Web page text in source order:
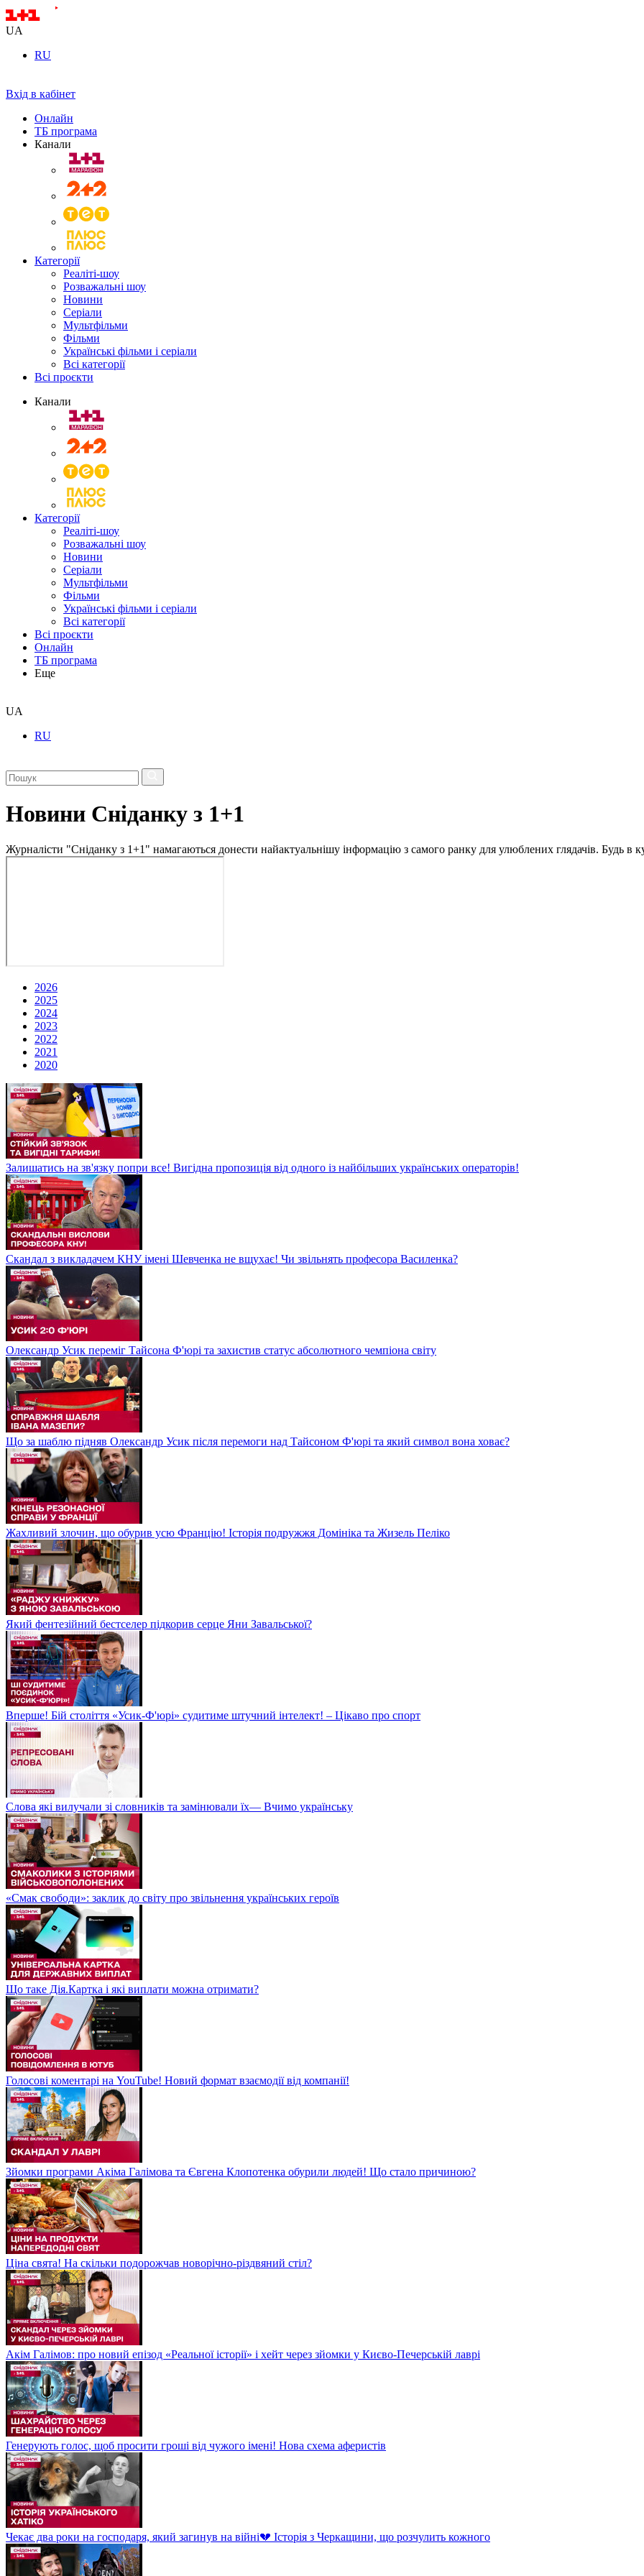
UA
RU
Вхід в кабінет
Онлайн
ТБ програма
Канали
Категорії
Реаліті-шоу
Розважальні шоу
Новини
Серіали
Мультфільми
Фільми
Українські фільми і серіали
Всі категорії
Всі проєкти
Канали
Категорії
Реаліті-шоу
Розважальні шоу
Новини
Серіали
Мультфільми
Фільми
Українські фільми і серіали
Всі категорії
Всі проєкти
Онлайн
ТБ програма
Еще
UA
RU
Новини Сніданку з 1+1
Журналісти "Сніданку з 1+1" намагаються донести найактуальнішу інформацію з самого ранку для улюблених глядачів. Будь в
2026
2025
2024
2023
2022
2021
2020
Залишатись на зв'язку попри все! Вигідна пропозиція від одного із найбільших українських операторів!
Скандал з викладачем КНУ імені Шевченка не вщухає! Чи звільнять професора Василенка?
Олександр Усик переміг Тайсона Ф'юрі та захистив статус абсолютного чемпіона світу
Що за шаблю підняв Олександр Усик після перемоги над Тайсоном Ф'юрі та який символ вона ховає?
Жахливий злочин, що обурив усю Францію! Історія подружжя Домініка та Жизель Пеліко
Який фентезійний бестселер підкорив серце Яни Завальської?
Вперше! Бій століття «Усик-Ф'юрі» судитиме штучний інтелект! – Цікаво про спорт
Слова які вилучали зі словників та замінювали їх— Вчимо українську
«Смак свободи»: заклик до світу про звільнення українських героїв
Що таке Дія.Картка і які виплати можна отримати?
Голосові коментарі на YouTube! Новий формат взаємодії від компанії!
Зйомки програми Акіма Галімова та Євгена Клопотенка обурили людей! Що стало причиною?
Ціна свята! На скільки подорожчав новорічно-різдвяний стіл?
Акім Галімов: про новий епізод «Реальної історії» і хейт через зйомки у Києво-Печерській лаврі
Генерують голос, щоб просити гроші від чужого імені! Нова схема аферистів
Чекає два роки на господаря, який загинув на війні💔 Історія з Черкащини, що розчулить кожного